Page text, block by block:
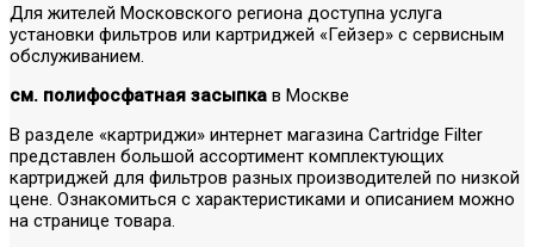
Для жителей Московского региона доступна услуга
установки фильтров или картриджей «Гейзер» с сервисным
обслуживанием.
см. полифосфатная засыпка в Москве
В разделе «картриджи» интернет магазина Cartridge Filter
представлен большой ассортимент комплектующих
картриджей для фильтров разных производителей по низкой
цене. Ознакомиться с характеристиками и описанием можно
на странице товара.